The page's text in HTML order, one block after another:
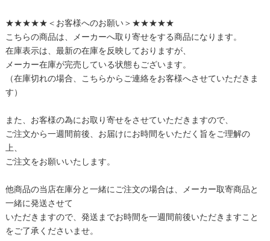
★★★★★＜お客様へのお願い＞★★★★★
こちらの商品は、メーカーへ取り寄せをする商品になります。
在庫表示は、最新の在庫を反映しておりますが、
メーカー在庫が完売している状態もございます。
（在庫切れの場合、こちらからご連絡をお客様へさせていただきま
す）
また、お客様の為にお取り寄せをさせていただきますので、
ご注文から一週間前後、お届けにお時間をいただく旨をご理解の
上、
ご注文をお願いいたします。
他商品の当店在庫分と一緒にご注文の場合は、メーカー取寄商品と
一緒に発送させて
いただきますので、発送までお時間を一週間前後いただきますこと
をご了承くださいませ。